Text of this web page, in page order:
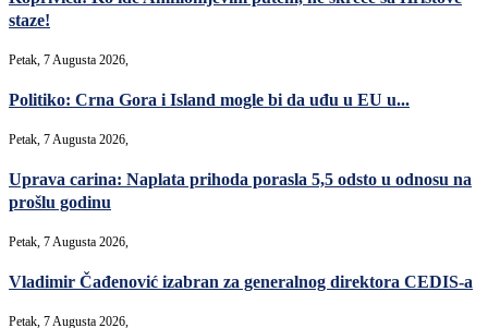
staze!
Petak, 7 Augusta 2026,
Politiko: Crna Gora i Island mogle bi da uđu u EU u...
Petak, 7 Augusta 2026,
Uprava carina: Naplata prihoda porasla 5,5 odsto u odnosu na
prošlu godinu
Petak, 7 Augusta 2026,
Vladimir Čađenović izabran za generalnog direktora CEDIS-a
Petak, 7 Augusta 2026,